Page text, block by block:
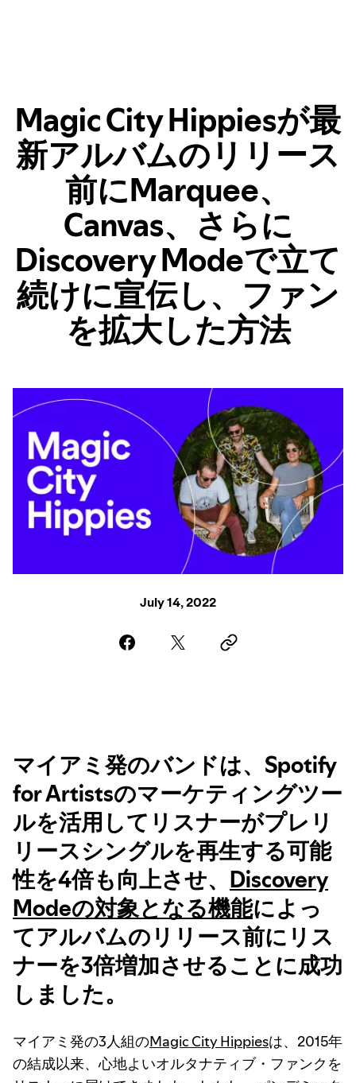
Magic City Hippiesが最
新アルバムのリリース
前にMarquee、
Canvas、さらに
Discovery Modeで立て
続けに宣伝し、ファン
を拡大した方法
July 14, 2022
マイアミ発のバンドは、Spotify
for Artistsのマーケティングツー
ルを活用してリスナーがプレリ
リースシングルを再生する可能
性を4倍も向上させ、 Discovery
Modeの対象となる機能によっ
てアルバムのリリース前にリス
ナーを3倍増加させることに成功
しました。
マイアミ発の3人組のMagic City Hippiesは、2015年
の結成以来、心地よいオルタナティブ・ファンクを